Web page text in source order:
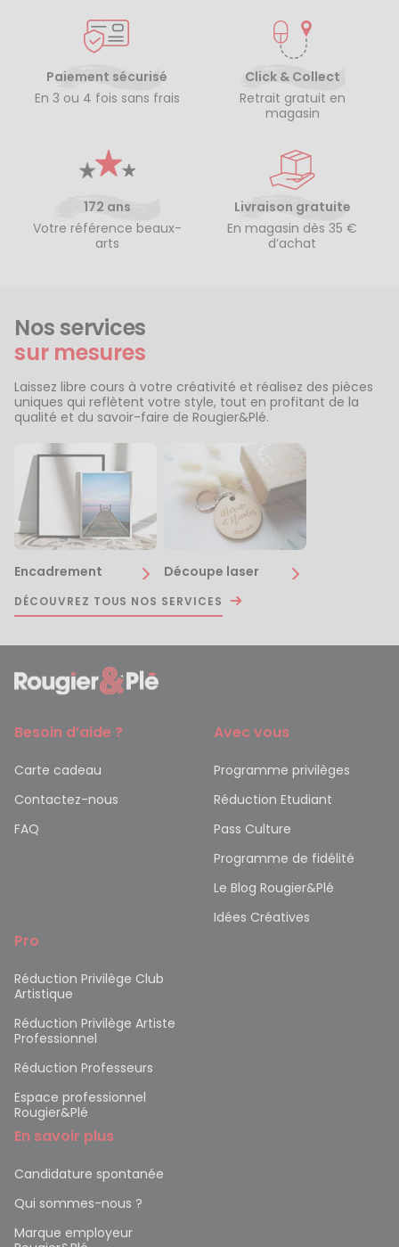
Paiement sécurisé
En 3 ou 4 fois sans frais
Click & Collect
Retrait gratuit en
magasin
172 ans
Votre référence beaux-
arts
Livraison gratuite
En magasin dès 35 €
d’achat
Nos services
sur mesures
Laissez libre cours à votre créativité et réalisez des pièces
uniques qui reflètent votre style, tout en profitant de la
qualité et du savoir-faire de Rougier&Plé.
Encadrement Découpe laser
DÉCOUVREZ TOUS NOS SERVICES
Besoin d’aide ?
Carte cadeau
Contactez-nous
FAQ
Avec vous
Programme privilèges
Réduction Etudiant
Pass Culture
Programme de fidélité
Le Blog Rougier&Plé
Idées Créatives
Pro
Réduction Privilège Club
Artistique
Réduction Privilège Artiste
Professionnel
Réduction Professeurs
Espace professionnel
Rougier&Plé
En savoir plus
Candidature spontanée
Qui sommes-nous ?
Marque employeur